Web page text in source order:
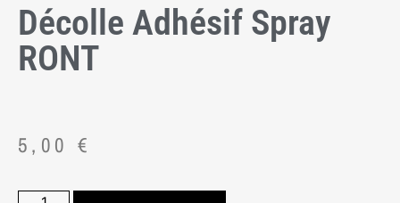
Décolle Adhésif Spray
RONT
5,00 €